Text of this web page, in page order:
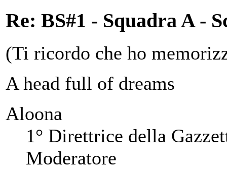
Re: BS#1 - Squadra A -
(Ti ricordo che ho
A head full of dreams
Aloona
1° Direttrice della
Moderatore